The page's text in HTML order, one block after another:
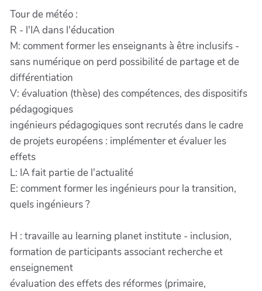
Tour de météo :
R - l'IA dans l'éducation
M: comment former les enseignants à être inclusifs -
sans numérique on perd possibilité de partage et de
différentiation
V: évaluation (thèse) des compétences, des dispositifs
pédagogiques
ingénieurs pédagogiques sont recrutés dans le cadre
de projets européens : implémenter et évaluer les
effets
L: IA fait partie de l'actualité
E: comment former les ingénieurs pour la transition,
quels ingénieurs ?
H : travaille au learning planet institute - inclusion,
formation de participants associant recherche et
enseignement
évaluation des effets des réformes (primaire,